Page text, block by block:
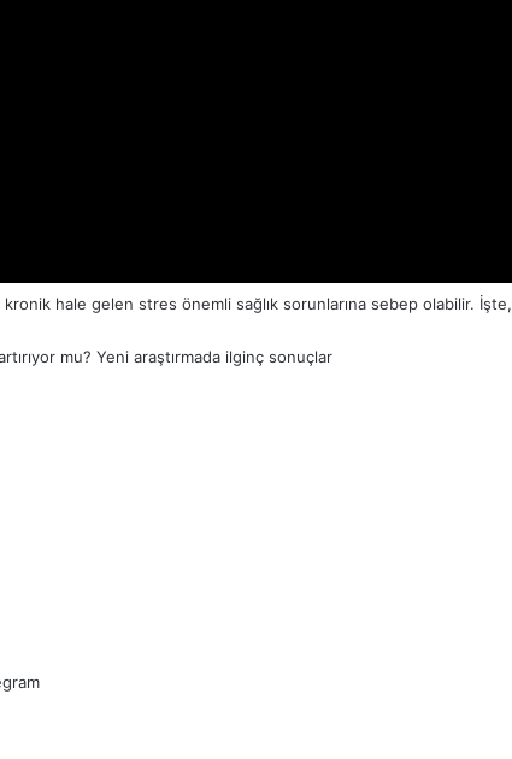
kronik hale gelen stres önemli sağlık sorunlarına sebep olabilir. İşte,
mu? Yeni araştırmada ilginç sonuçlar